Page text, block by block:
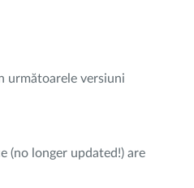
următoarele versiuni
(no longer updated!) are